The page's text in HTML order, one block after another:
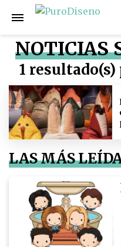
NOTICIAS
1
LAS MÁS